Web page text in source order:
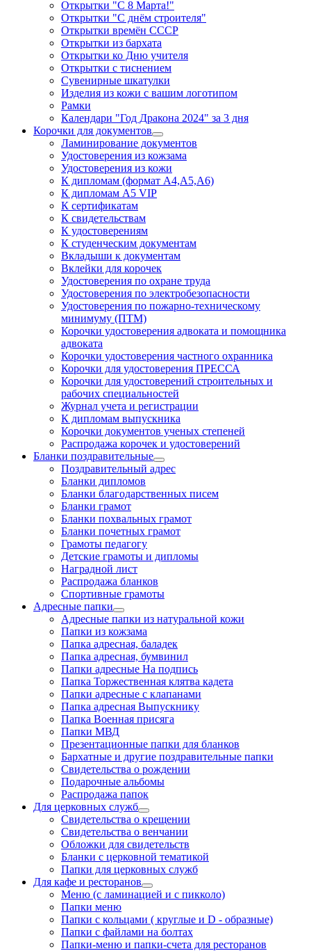
Открытки "С 8 Марта!"
Открытки "С днём строителя"
Открытки времён СССР
Открытки из бархата
Открытки ко Дню учителя
Открытки с тиснением
Сувенирные шкатулки
Изделия из кожи с вашим логотипом
Рамки
Календари "Год Дракона 2024" за 3 дня
Корочки для документов
Ламинирование документов
Удостоверения из кожзама
Удостоверения из кожи
К дипломам (формат А4,А5,А6)
К дипломам А5 VIP
К сертификатам
К свидетельствам
К удостоверениям
К студенческим документам
Вкладыши к документам
Вклейки для корочек
Удостоверения по охране труда
Удостоверения по электробезопасности
Удостоверения по пожарно-техническому
минимуму (ПТМ)
Корочки удостоверения адвоката и помощника
адвоката
Корочки удостоверения частного охранника
Корочки для удостоверения ПРЕССА
Корочки для удостоверений строительных и
рабочих специальностей
Журнал учета и регистрации
К дипломам выпускника
Корочки документов ученых степеней
Распродажа корочек и удостоверений
Бланки поздравительные
Поздравительный адрес
Бланки дипломов
Бланки благодарственных писем
Бланки грамот
Бланки похвальных грамот
Бланки почетных грамот
Грамоты педагогу
Детские грамоты и дипломы
Наградной лист
Распродажа бланков
Спортивные грамоты
Адресные папки
Адресные папки из натуральной кожи
Папки из кожзама
Папка адресная, баладек
Папка адресная, бумвинил
Папки адресные На подпись
Папка Торжественная клятва кадета
Папки адресные с клапанами
Папка адресная Выпускнику
Папка Военная присяга
Папки МВД
Презентационные папки для бланков
Бархатные и другие поздравительные папки
Свидетельства о рождении
Подарочные альбомы
Распродажа папок
Для церковных служб
Свидетельства о крещении
Свидетельства о венчании
Обложки для свидетельств
Бланки с церковной тематикой
Папки для церковных служб
Для кафе и ресторанов
Меню (с ламинацией и с пикколо)
Папки меню
Папки с кольцами ( круглые и D - образные)
Папки с файлами на болтах
Папки-меню и папки-счета для ресторанов